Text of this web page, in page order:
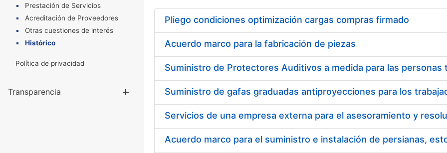
Prestación de Servicios
Acreditación de Proveedores
Otras cuestiones de interés
Histórico
Política de privacidad
Transparencia Mostrar/Ocultar
Pliego condiciones optimización cargas compras firmado
Acuerdo marco para la fabricación de piezas
Acuerdo marco para el suministro e instalación de persianas,